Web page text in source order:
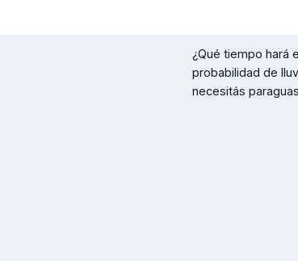
¿Qué tiempo hará
probabilidad de
necesitás